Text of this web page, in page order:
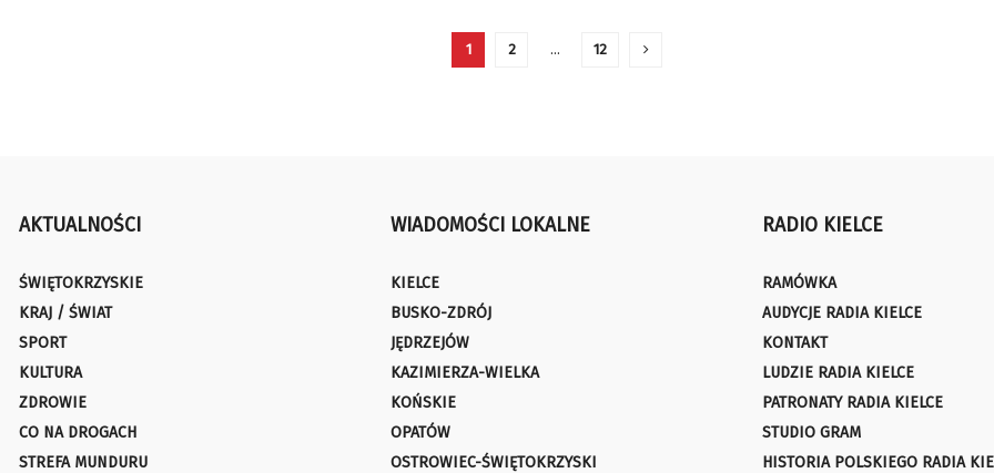
1 2 … 12
AKTUALNOŚCI
ŚWIĘTOKRZYSKIE
KRAJ / ŚWIAT
SPORT
KULTURA
ZDROWIE
CO NA DROGACH
STREFA MUNDURU
WIADOMOŚCI LOKALNE
KIELCE
BUSKO-ZDRÓJ
JĘDRZEJÓW
KAZIMIERZA-WIELKA
KOŃSKIE
OPATÓW
OSTROWIEC-ŚWIĘTOKRZYSKI
RADIO KIELCE
RAMÓWKA
AUDYCJE RADIA KIELCE
KONTAKT
LUDZIE RADIA KIELCE
PATRONATY RADIA KIELCE
STUDIO GRAM
HISTORIA POLSKIEGO RADIA